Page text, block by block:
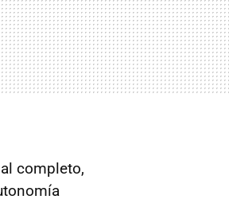
completo,